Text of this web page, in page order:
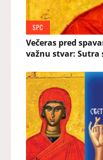
SPC
Večeras pred
važnu stvar: